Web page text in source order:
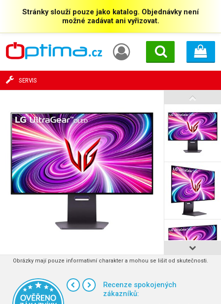
Stránky slouží pouze jako katalog. Objednávky není
možné zadávat ani vyřizovat.
SERVIS
Obrázky mají pouze informativní charakter a mohou se lišit od skutečnosti.
Recenze spokojených
zákazníků: